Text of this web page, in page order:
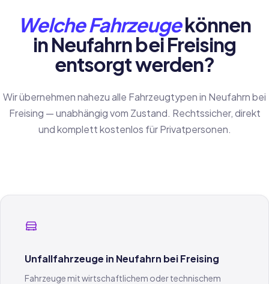
Welche Fahrzeugekönnen
in Neufahrn bei Freising
entsorgt werden?
Wir übernehmen nahezu alle Fahrzeugtypen in Neufahrn bei
Freising — unabhängig vom Zustand. Rechtssicher, direkt
und komplett kostenlos für Privatpersonen.
Unfallfahrzeuge in Neufahrn bei Freising
Fahrzeuge mit wirtschaftlichem oder technischem